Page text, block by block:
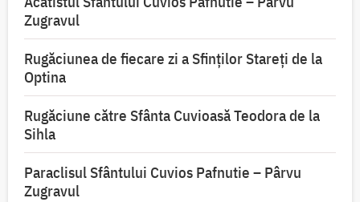
Zugravul
Rugăciunea de fiecare zi a Sfinților Stareți de la
Optina
Rugăciune către Sfânta Cuvioasă Teodora de la
Sihla
Paraclisul Sfântului Cuvios Pafnutie – Pârvu
Zugravul